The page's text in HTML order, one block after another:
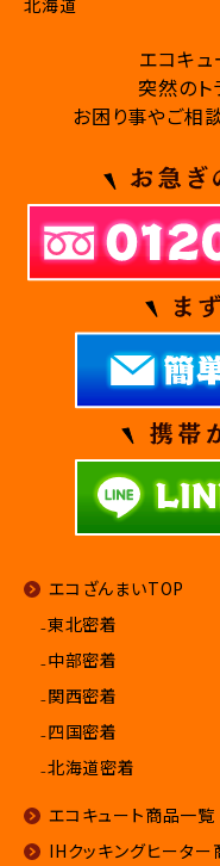
エコキュ
突然のト
お困り事やご相
エコざんまいTOP
₋東北密着
₋中部密着
₋関西密着
₋四国密着
₋北海道密着
エコキュート商品一覧
IHクッキングヒータ